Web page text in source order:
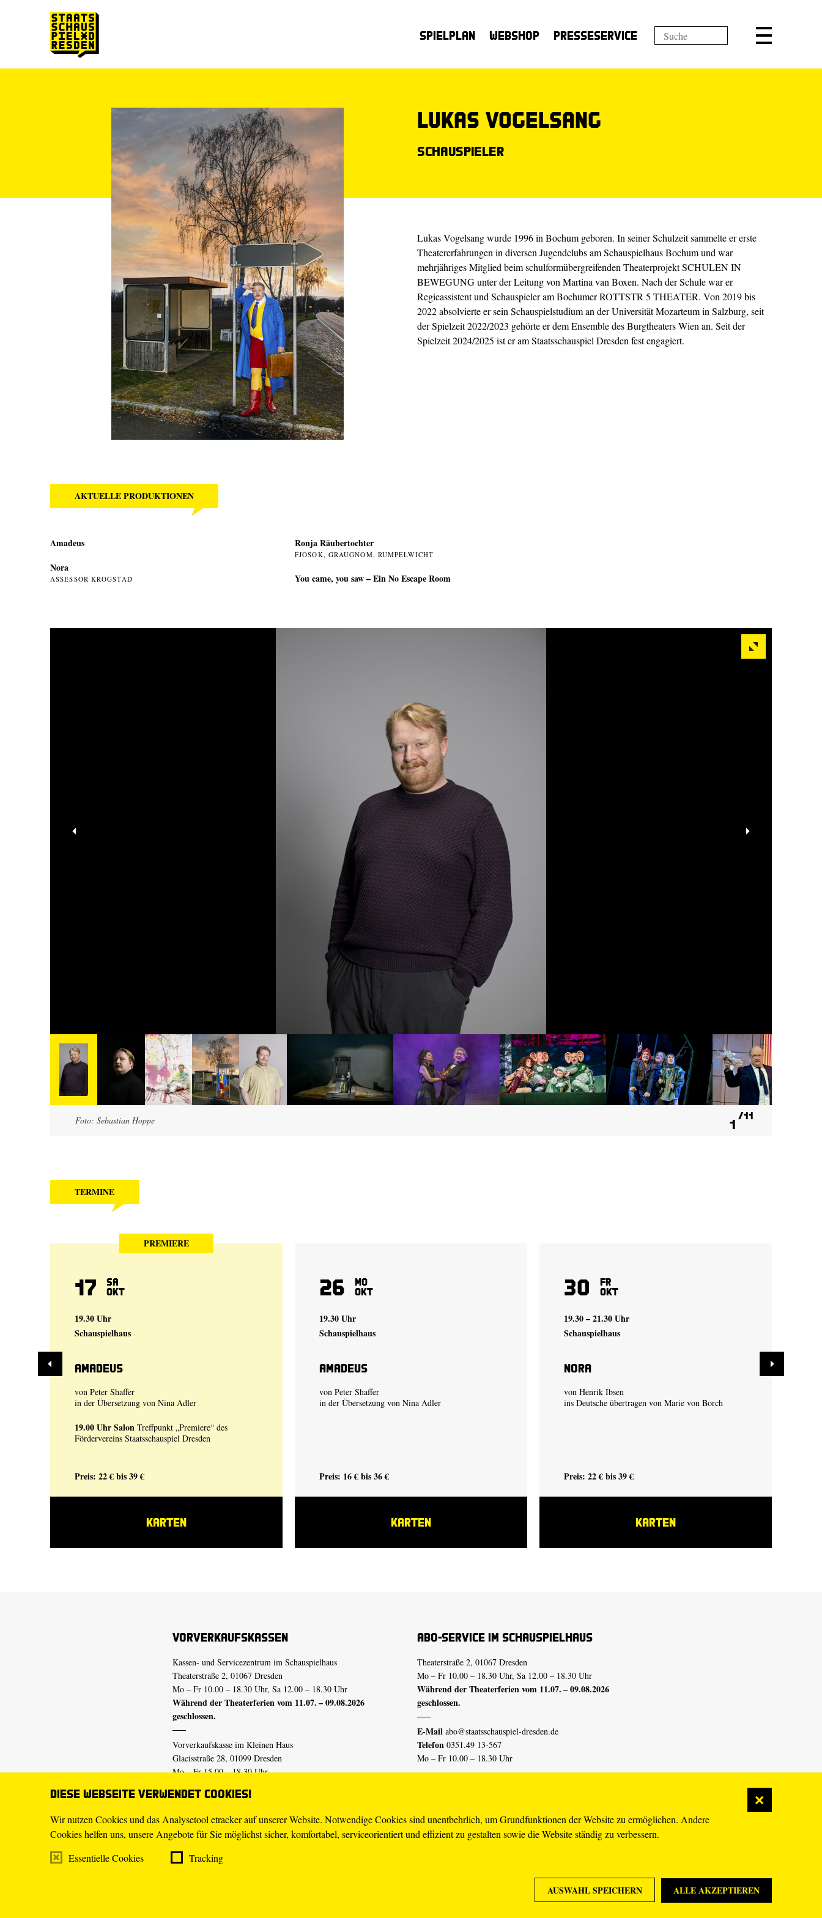
Diese Webseite verwendet Cookies!
Wir nutzen Cookies und das Analysetool etracker auf unserer Website. Notwendige Cookies sind unentbehrlich, um Grundfunktionen der Website zu ermöglichen. Andere
Cookies helfen uns, unsere Angebote für Sie möglichst sicher, komfortabel, serviceorientiert und effizient zu gestalten sowie die Website ständig zu verbessern.
Essentielle Cookies
Tracking
AUSWAHL SPEICHERN ALLE AKZEPTIEREN
Spielplan Webshop Presseservice
Lukas Vogelsang
Schauspieler
Lukas Vogelsang wurde 1996 in Bochum geboren. In seiner Schulzeit sammelte er erste
Theatererfahrungen in diversen Jugendclubs am Schauspielhaus Bochum und war
mehrjähriges Mitglied beim schulformübergreifenden Theaterprojekt SCHULEN IN
BEWEGUNG unter der Leitung von Martina van Boxen. Nach der Schule war er
Regieassistent und Schauspieler am Bochumer ROTTSTR 5 THEATER. Von 2019 bis
2022 absolvierte er sein Schauspielstudium an der Universität Mozarteum in Salzburg, seit
der Spielzeit 2022/2023 gehörte er dem Ensemble des Burgtheaters Wien an. Seit der
Spielzeit 2024/2025 ist er am Staatsschauspiel Dresden fest engagiert.
AKTUELLE PRODUKTIONEN
Amadeus
Nora
ASSESSOR KROGSTAD
Ronja Räubertochter
FJOSOK, GRAUGNOM, RUMPELWICHT
You came, you saw – Ein No Escape Room
Foto: Sebastian Hoppe 1
11
TERMINE
PREMIERE
17 Sa
Okt
19.30 Uhr
Schauspielhaus
Amadeus
von Peter Shaffer
in der Übersetzung von Nina Adler
19.00 UhrSalon Treffpunkt „Premiere“ des
Fördervereins Staatsschauspiel Dresden
Preis: 22 € bis 39 €
KARTEN
26 Mo
Okt
19.30 Uhr
Schauspielhaus
Amadeus
von Peter Shaffer
in der Übersetzung von Nina Adler
Preis: 16 € bis 36 €
KARTEN
30 Fr
Okt
19.30 – 21.30 Uhr
Schauspielhaus
Nora
von Henrik Ibsen
ins Deutsche übertragen von Marie von Borch
Preis: 22 € bis 39 €
KARTEN
Vorverkaufskassen
Kassen- und Servicezentrum im Schauspielhaus
Theaterstraße 2, 01067 Dresden
Mo – Fr 10.00 – 18.30 Uhr, Sa 12.00 – 18.30 Uhr
Während der Theaterferien vom 11.07. – 09.08.2026
geschlossen.
Vorverkaufskasse im Kleinen Haus
Glacisstraße 28, 01099 Dresden
Mo – Fr 15.00 – 18.30 Uhr
geschlossen.
E-Mail tickets@staatsschauspiel-dresden.de
Telefon 0351.49 13-555
Mo – Fr 10.00 – 18.30 Uhr
Abo-Service im Schauspielhaus
Theaterstraße 2, 01067 Dresden
Mo – Fr 10.00 – 18.30 Uhr, Sa 12.00 – 18.30 Uhr
Während der Theaterferien vom 11.07. – 09.08.2026
geschlossen.
E-Mail abo@staatsschauspiel-dresden.de
Telefon 0351.49 13-567
Mo – Fr 10.00 – 18.30 Uhr
Erklärung Barrierefreiheit